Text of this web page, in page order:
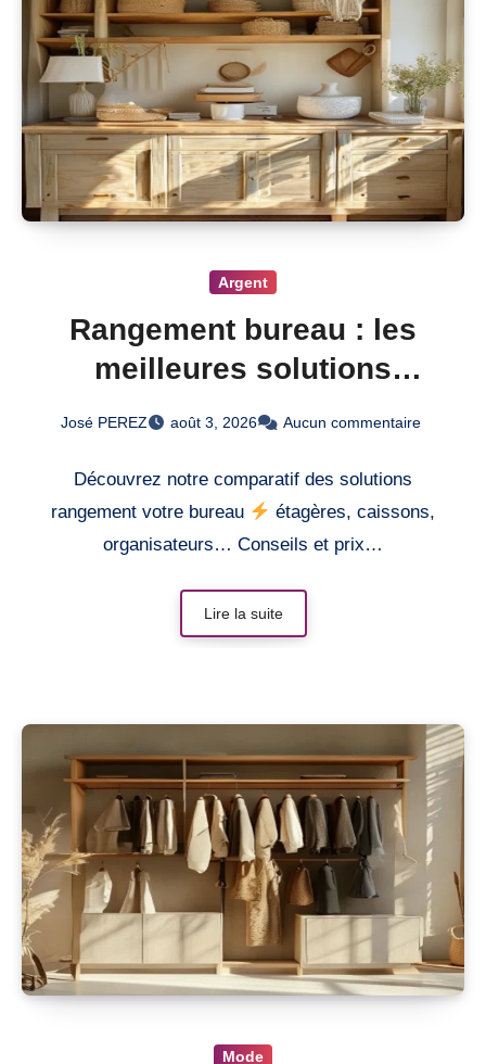
Argent
Rangement bureau : les
meilleures solutions
testées
José PEREZ août 3, 2026 Aucun commentaire
Découvrez notre comparatif des solutions
rangement votre bureau
étagères, caissons,
organisateurs… Conseils et prix…
Lire la suite
Mode